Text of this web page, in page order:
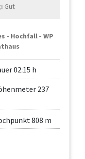
Gut
- Hochfall - WP
02:15 h
237
808 m